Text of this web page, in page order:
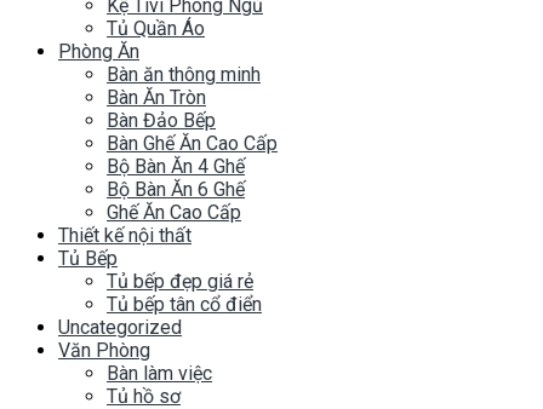
Kệ Tivi Phòng Ngủ
Tủ Quần Áo
Phòng Ăn
Bàn ăn thông minh
Bàn Ăn Tròn
Bàn Đảo Bếp
Bàn Ghế Ăn Cao Cấp
Bộ Bàn Ăn 4 Ghế
Bộ Bàn Ăn 6 Ghế
Ghế Ăn Cao Cấp
Thiết kế nội thất
Tủ Bếp
Tủ bếp đẹp giá rẻ
Tủ bếp tân cổ điển
Uncategorized
Văn Phòng
Bàn làm việc
Tủ hồ sơ